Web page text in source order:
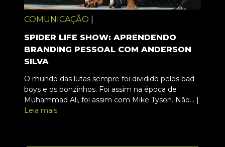
COMUNICAÇÃO
SPIDER LIFE SHOW: APRENDENDO
BRANDING PESSOAL COM ANDERSON
SILVA
O mundo das lutas sempre foi dividido pelos bad
boys e os bonzinhos. Foi assim na época de
Muhammad Ali, foi assim com Mike Tyson. Não... |
Leia mais